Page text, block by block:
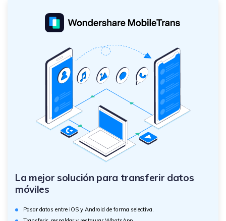
La mejor solución para transferir datos
móviles
Pasar datos entre iOS y Android de forma selectiva.